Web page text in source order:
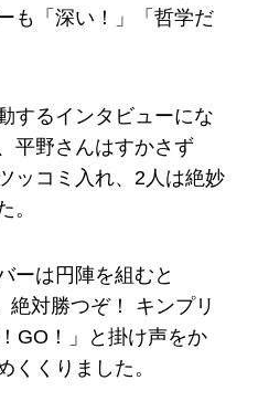
も「深い！」「哲学だ
するインタビューにな
平野さんはすかさず
ッコミ入れ、2人は絶妙
。
ーは円陣を組むと
絶対勝つぞ！ キンプリ
GO！」と掛け声をか
くくりました。